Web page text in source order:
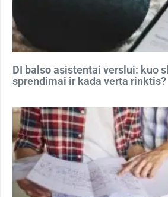
DI balso asistentai verslui: kuo
sprendimai ir kada verta rinktis?